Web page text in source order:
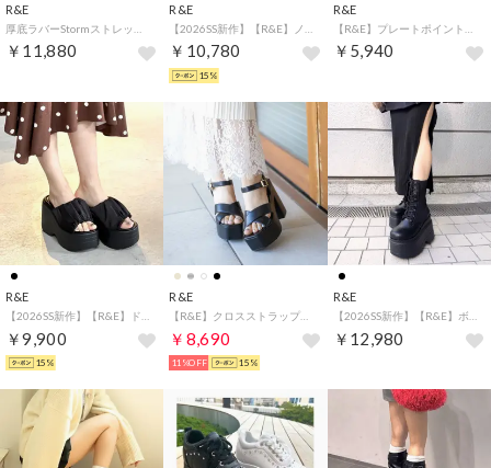
R&E
￥11,880
R&E
￥10,780
15%
R&E
￥5,940
R&E
【2026SS新作】【R&E】ドレープワイドカバー厚底モールドソールサンダル （ブラック）
￥9,900
15%
R&E
【R&E】クロスストラップスクエアトゥチャンキーヒールサンダル （ブラック）
￥8,690
11%OFF 15%
R&E
【2026SS新作】【R&E】ボリュームソールソックスレースアップミドルブーツ （ブラック）
￥12,980